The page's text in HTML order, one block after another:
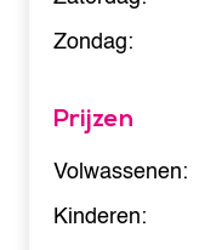
Zondag:
Prijzen
Volwassenen:
Kinderen: